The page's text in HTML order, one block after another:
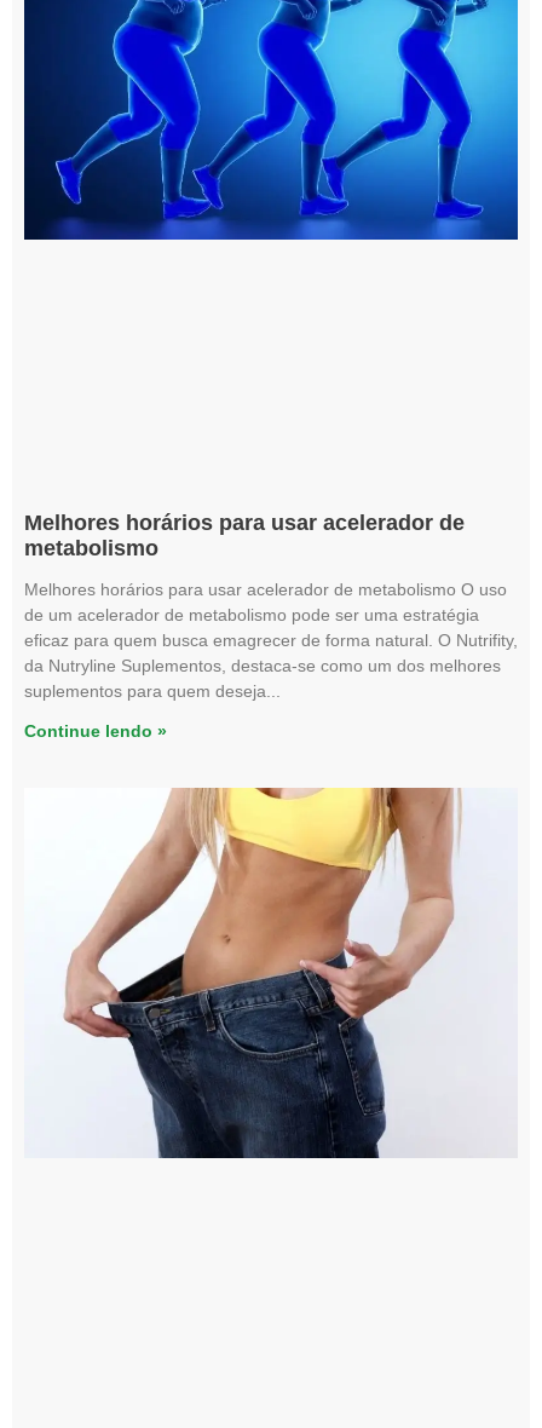
Melhores horários para usar acelerador de
metabolismo
Melhores horários para usar acelerador de metabolismo O uso
de um acelerador de metabolismo pode ser uma estratégia
eficaz para quem busca emagrecer de forma natural. O Nutrifity,
da Nutryline Suplementos, destaca-se como um dos melhores
suplementos para quem deseja
Continue lendo »